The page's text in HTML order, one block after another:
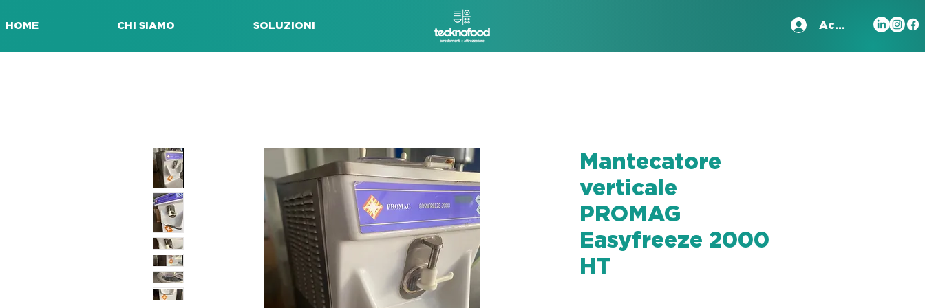
HOME CHI SIAMO SOLUZIONI Accedi
Mantecatore
verticale
PROMAG
Easyfreeze 2000
HT